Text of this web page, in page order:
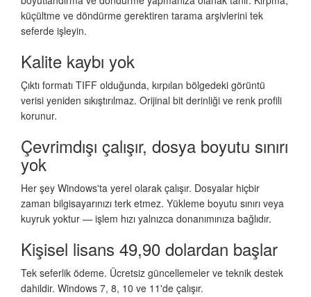
küçültme ve döndürme gerektiren tarama arşivlerini tek
seferde işleyin.
Kalite kaybı yok
Çıktı formatı TIFF olduğunda, kırpılan bölgedeki görüntü
verisi yeniden sıkıştırılmaz. Orijinal bit derinliği ve renk profili
korunur.
Çevrimdışı çalışır, dosya boyutu sınırı
yok
Her şey Windows'ta yerel olarak çalışır. Dosyalar hiçbir
zaman bilgisayarınızı terk etmez. Yükleme boyutu sınırı veya
kuyruk yoktur — işlem hızı yalnızca donanımınıza bağlıdır.
Kişisel lisans 49,90 dolardan başlar
Tek seferlik ödeme. Ücretsiz güncellemeler ve teknik destek
dahildir. Windows 7, 8, 10 ve 11'de çalışır.